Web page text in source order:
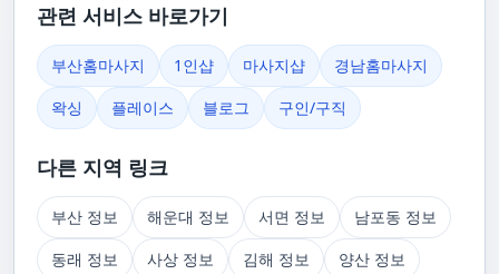
관련 서비스 바로가기
부산홈마사지 1인샵 마사지샵
경남홈마사지
왁싱
플레이스 블로그 구인/구직
다른 지역 링크
부산 정보 해운대 정보 서면 정보
남포동 정보
동래 정보
사상 정보 김해 정보
양산 정보